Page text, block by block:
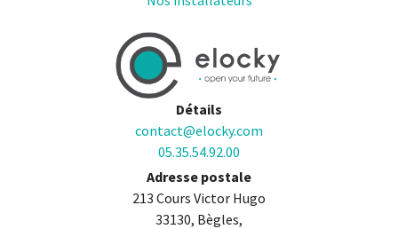
Détails
contact@elocky.com
05.35.54.92.00
Adresse postale
213 Cours Victor Hugo
33130, Bègles,